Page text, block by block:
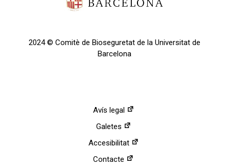
2024 © Comitè de Bioseguretat de la Universitat de
Barcelona
Avís legal
Galetes
Accesibilitat
Contacte